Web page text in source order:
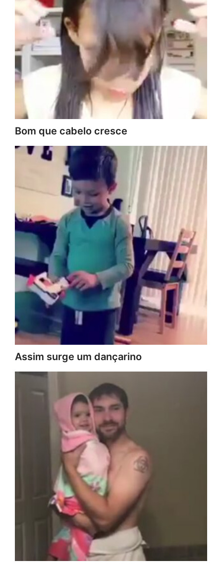
Bom que cabelo cresce
Assim surge um dançarino